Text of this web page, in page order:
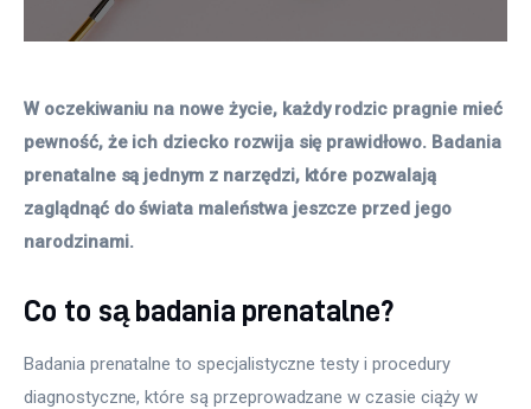
Więcej
W oczekiwaniu na nowe życie, każdy rodzic pragnie mieć
pewność, że ich dziecko rozwija się prawidłowo. Badania
prenatalne są jednym z narzędzi, które pozwalają
zaglądnąć do świata maleństwa jeszcze przed jego
narodzinami.
Co to są badania prenatalne?
Badania prenatalne to specjalistyczne testy i procedury
diagnostyczne, które są przeprowadzane w czasie ciąży w